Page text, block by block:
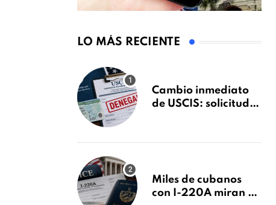
LO MÁS RECIENTE
Cambio inmediato
de USCIS: solicitudes
sin previo aviso
Miles de cubanos
con I-220A miran al